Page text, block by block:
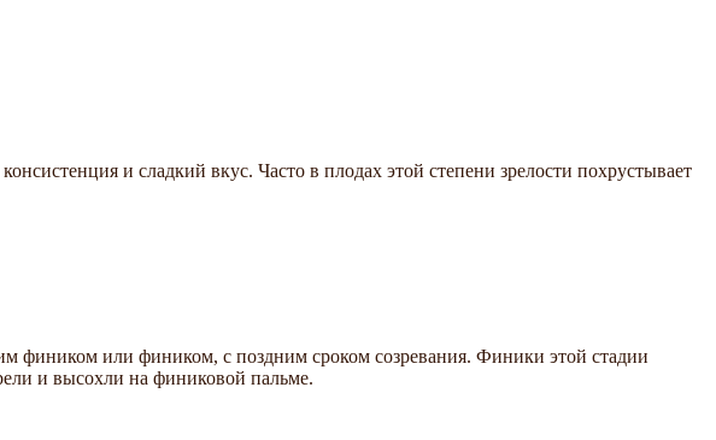
и сладкий вкус. Часто в плодах этой степени зрелости похрустывает
фиником или фиником, с поздним сроком созревания. Финики этой стадии
и высохли на финиковой пальме.